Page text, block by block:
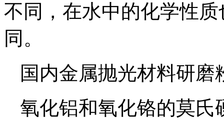
不同，在水中的化学性
同。
国内金属抛光材料研磨
氧化铝和氧化铬的莫氏